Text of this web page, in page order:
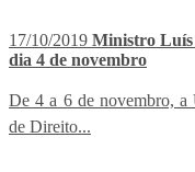
17/10/2019 Ministro Luís
dia 4 de novembro
De 4 a 6 de novembro, a
de Direito...